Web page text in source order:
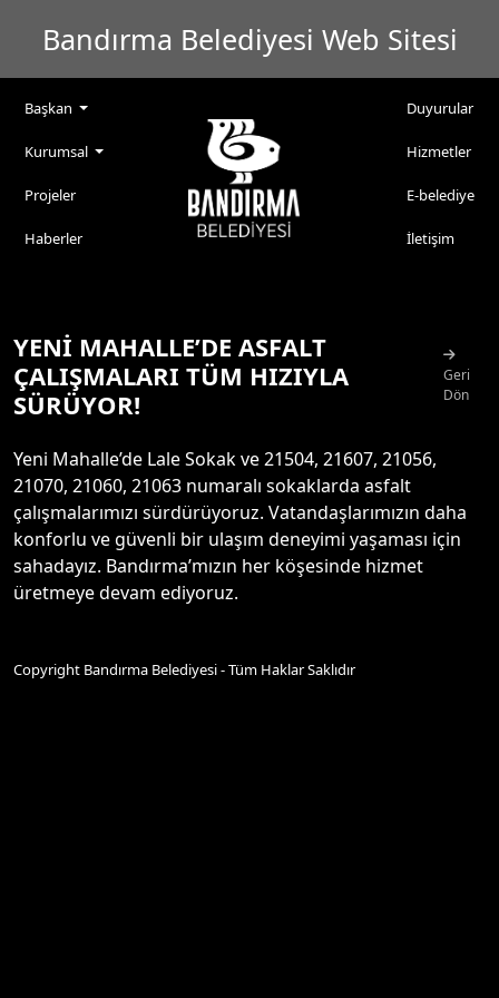
Bandırma Belediyesi Web Sitesi
Başkan
Kurumsal
Projeler
Haberler
Duyurular
Hizmetler
E-belediye
İletişim
YENİ MAHALLE’DE ASFALT
ÇALIŞMALARI TÜM HIZIYLA
SÜRÜYOR!
Geri
Dön
Yeni Mahalle’de Lale Sokak ve 21504, 21607, 21056,
21070, 21060, 21063 numaralı sokaklarda asfalt
çalışmalarımızı sürdürüyoruz. Vatandaşlarımızın daha
konforlu ve güvenli bir ulaşım deneyimi yaşaması için
sahadayız. Bandırma’mızın her köşesinde hizmet
üretmeye devam ediyoruz.
Copyright Bandırma Belediyesi - Tüm Haklar Saklıdır